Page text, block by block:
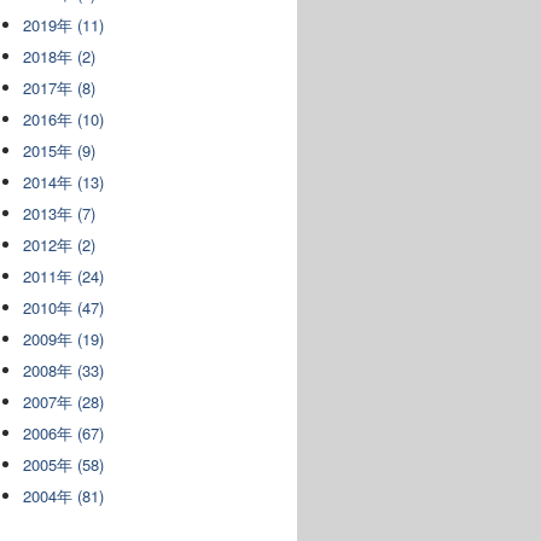
2019年 (11)
2018年 (2)
2017年 (8)
2016年 (10)
2015年 (9)
2014年 (13)
2013年 (7)
2012年 (2)
2011年 (24)
2010年 (47)
2009年 (19)
2008年 (33)
2007年 (28)
2006年 (67)
2005年 (58)
2004年 (81)